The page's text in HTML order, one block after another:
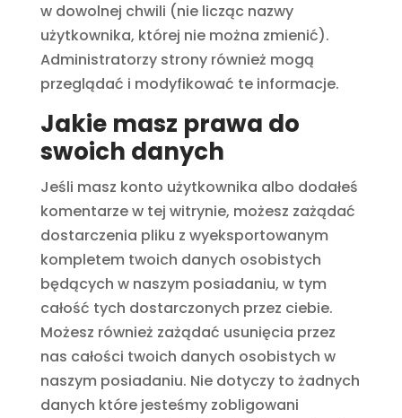
w dowolnej chwili (nie licząc nazwy
użytkownika, której nie można zmienić).
Administratorzy strony również mogą
przeglądać i modyfikować te informacje.
Jakie masz prawa do
swoich danych
Jeśli masz konto użytkownika albo dodałeś
komentarze w tej witrynie, możesz zażądać
dostarczenia pliku z wyeksportowanym
kompletem twoich danych osobistych
będących w naszym posiadaniu, w tym
całość tych dostarczonych przez ciebie.
Możesz również zażądać usunięcia przez
nas całości twoich danych osobistych w
naszym posiadaniu. Nie dotyczy to żadnych
danych które jesteśmy zobligowani